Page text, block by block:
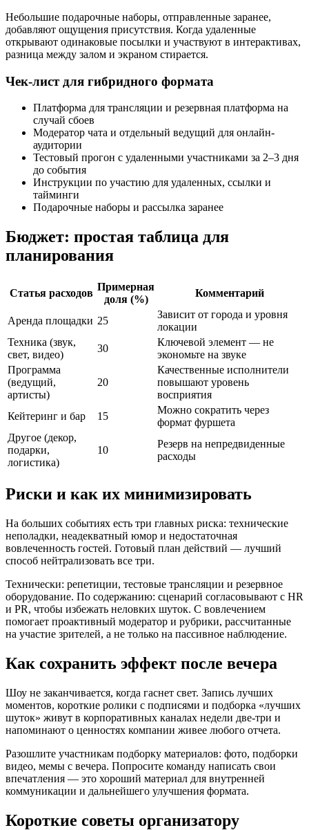
Небольшие подарочные наборы, отправленные заранее,
добавляют ощущения присутствия. Когда удаленные
открывают одинаковые посылки и участвуют в интерактивах,
разница между залом и экраном стирается.
Чек-лист для гибридного формата
Платформа для трансляции и резервная платформа на
случай сбоев
Модератор чата и отдельный ведущий для онлайн-
аудитории
Тестовый прогон с удаленными участниками за 2–3 дня
до события
Инструкции по участию для удаленных, ссылки и
тайминги
Подарочные наборы и рассылка заранее
Бюджет: простая таблица для
планирования
Статья расходов
Примерная
доля (%)
Комментарий
Аренда площадки 25
Зависит от города и уровня
локации
Техника (звук,
свет, видео)
30
Ключевой элемент — не
экономьте на звуке
Программа
(ведущий,
артисты)
20
Качественные исполнители
повышают уровень
восприятия
Кейтеринг и бар
15
Можно сократить через
формат фуршета
Другое (декор,
подарки,
логистика)
10
Резерв на непредвиденные
расходы
Риски и как их минимизировать
На больших событиях есть три главных риска: технические
неполадки, неадекватный юмор и недостаточная
вовлеченность гостей. Готовый план действий — лучший
способ нейтрализовать все три.
Технически: репетиции, тестовые трансляции и резервное
оборудование. По содержанию: сценарий согласовывают с HR
и PR, чтобы избежать неловких шуток. С вовлечением
помогает проактивный модератор и рубрики, рассчитанные
на участие зрителей, а не только на пассивное наблюдение.
Как сохранить эффект после вечера
Шоу не заканчивается, когда гаснет свет. Запись лучших
моментов, короткие ролики с подписями и подборка «лучших
шуток» живут в корпоративных каналах недели две-три и
напоминают о ценностях компании живее любого отчета.
Разошлите участникам подборку материалов: фото, подборки
видео, мемы с вечера. Попросите команду написать свои
впечатления — это хороший материал для внутренней
коммуникации и дальнейшего улучшения формата.
Короткие советы организатору